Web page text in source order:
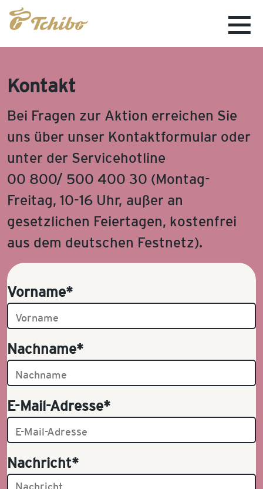
Sale
Kontakt
Bei Fragen zur Aktion erreichen Sie
uns über unser Kontaktformular oder
unter der Servicehotline
00 800/ 500 400 30 (Montag-
Freitag, 10-16 Uhr, außer an
gesetzlichen Feiertagen, kostenfrei
aus dem deutschen Festnetz).
Vorname*
Nachname*
E-Mail-Adresse*
Nachricht*